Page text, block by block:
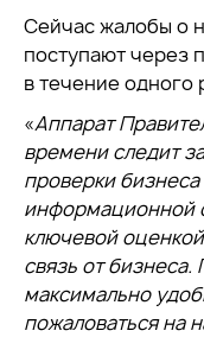
Сейчас жалобы о
поступают через
в течение одного
«Аппарат
времени следит
проверки
информационной
ключевой
связь от
максимально
пожаловаться на